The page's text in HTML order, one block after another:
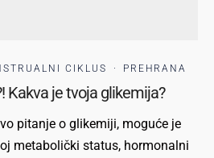
CIKLUS · PREHRANA
Kakva je tvoja glikemija?
pitanje o glikemiji, moguće je
metabolički status, hormonalni